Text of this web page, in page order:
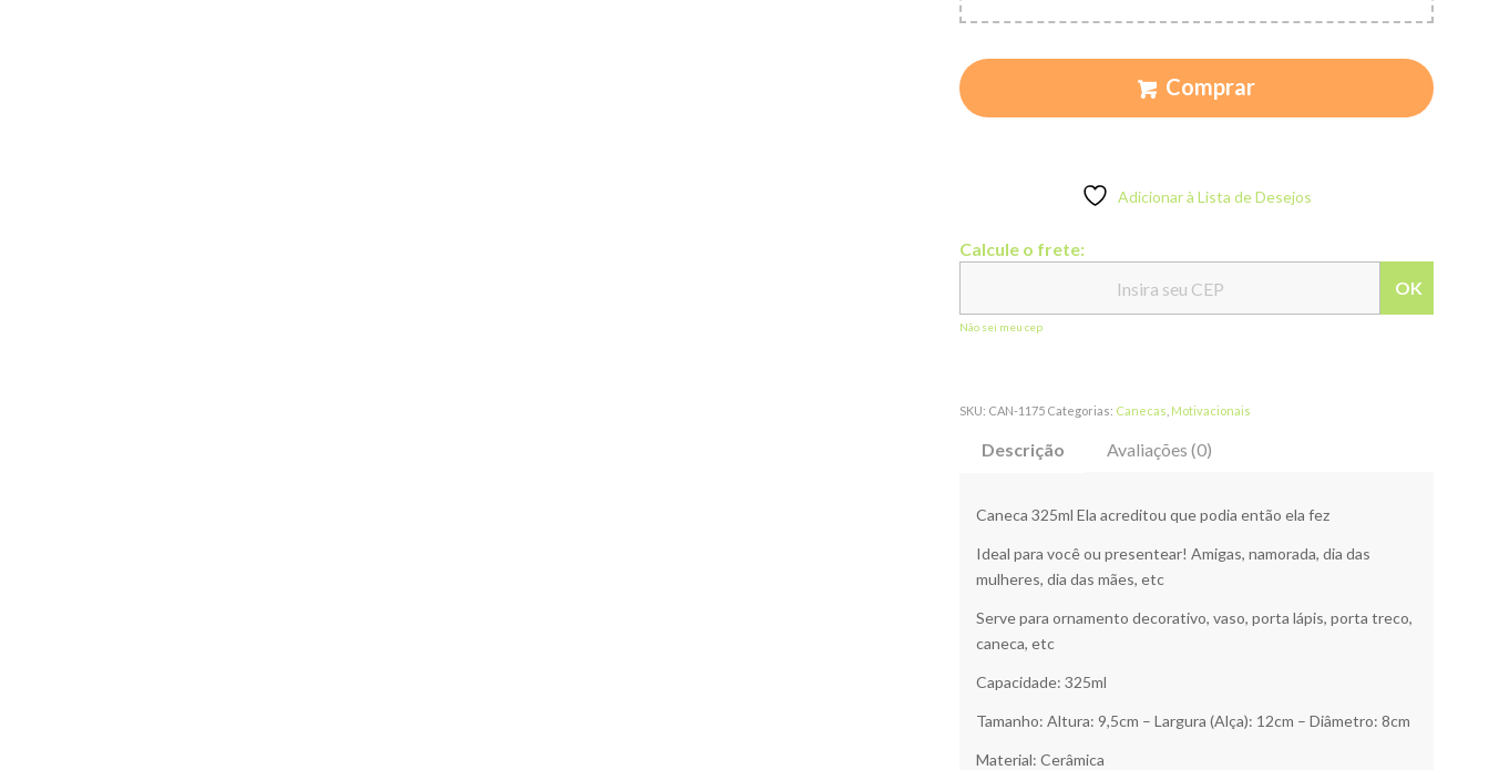
Comprar
Adicionar à Lista de Desejos
Calcule o frete:
OK
Não sei meu cep
SKU: CAN-1175 Categorias: Canecas Motivacionais
Descrição Avaliações (0)
Caneca 325ml Ela acreditou que podia então ela fez
Ideal para você ou presentear! Amigas, namorada, dia das
mulheres, dia das mães, etc
Serve para ornamento decorativo, vaso, porta lápis, porta treco,
caneca, etc
Capacidade: 325ml
Tamanho: Altura: 9,5cm – Largura (Alça): 12cm – Diâmetro: 8cm
Material: Cerâmica